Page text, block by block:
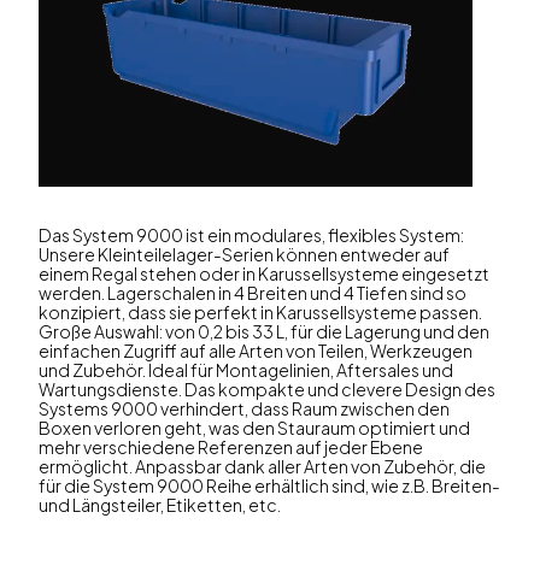
Das System 9000 ist ein modulares, flexibles System:
Unsere Kleinteilelager-Serien können entweder auf
einem Regal stehen oder in Karussellsysteme eingesetzt
werden. Lagerschalen in 4 Breiten und 4 Tiefen sind so
konzipiert, dass sie perfekt in Karussellsysteme passen.
Große Auswahl: von 0,2 bis 33 L, für die Lagerung und den
einfachen Zugriff auf alle Arten von Teilen, Werkzeugen
und Zubehör. Ideal für Montagelinien, Aftersales und
Wartungsdienste. Das kompakte und clevere Design des
Systems 9000 verhindert, dass Raum zwischen den
Boxen verloren geht, was den Stauraum optimiert und
mehr verschiedene Referenzen auf jeder Ebene
ermöglicht. Anpassbar dank aller Arten von Zubehör, die
für die System 9000 Reihe erhältlich sind, wie z.B. Breiten-
und Längsteiler, Etiketten, etc.